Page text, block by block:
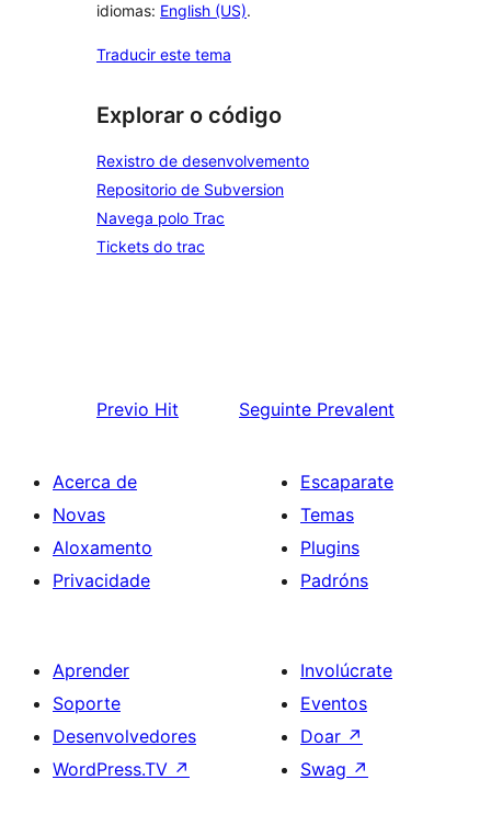
idiomas: English (US).
Traducir este tema
Explorar o código
Rexistro de desenvolvemento
Repositorio de Subversion
Navega polo Trac
Tickets do trac
Previo Hit Seguinte Prevalent
Acerca de
Novas
Aloxamento
Privacidade
Escaparate
Temas
Plugins
Padróns
Aprender
Soporte
Desenvolvedores
WordPress.TV ↗
Involúcrate
Eventos
Doar ↗
Swag ↗